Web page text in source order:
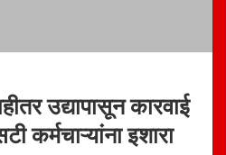
उद्यापासून कारवाई
कर्मचाऱ्यांना इशारा